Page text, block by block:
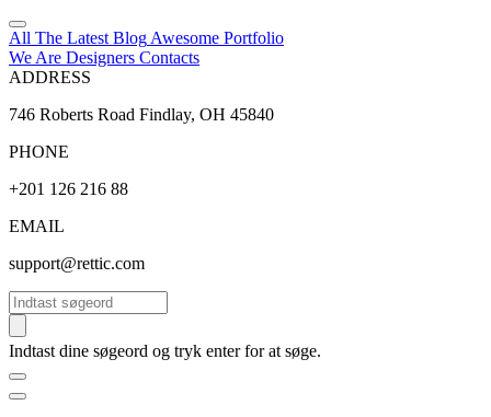
All The Latest Blog Awesome Portfolio
We Are Designers Contacts
ADDRESS
746 Roberts Road Findlay, OH 45840
PHONE
+201 126 216 88
EMAIL
support@rettic.com
Søg
Indtast dine søgeord og tryk enter for at søge.